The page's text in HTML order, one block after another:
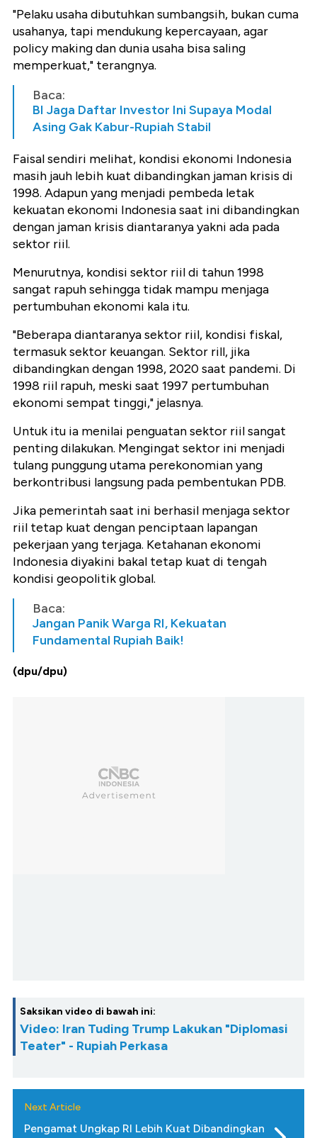
"Pelaku usaha dibutuhkan sumbangsih, bukan cuma
usahanya, tapi mendukung kepercayaan, agar
policy making dan dunia usaha bisa saling
memperkuat," terangnya.
Baca:
BI Jaga Daftar Investor Ini Supaya Modal
Asing Gak Kabur-Rupiah Stabil
Faisal sendiri melihat, kondisi ekonomi Indonesia
masih jauh lebih kuat dibandingkan jaman krisis di
1998. Adapun yang menjadi pembeda letak
kekuatan ekonomi Indonesia saat ini dibandingkan
dengan jaman krisis diantaranya yakni ada pada
sektor riil.
Menurutnya, kondisi sektor riil di tahun 1998
sangat rapuh sehingga tidak mampu menjaga
pertumbuhan ekonomi kala itu.
"Beberapa diantaranya sektor riil, kondisi fiskal,
termasuk sektor keuangan. Sektor rill, jika
dibandingkan dengan 1998, 2020 saat pandemi. Di
1998 riil rapuh, meski saat 1997 pertumbuhan
ekonomi sempat tinggi," jelasnya.
Untuk itu ia menilai penguatan sektor riil sangat
penting dilakukan. Mengingat sektor ini menjadi
tulang punggung utama perekonomian yang
berkontribusi langsung pada pembentukan PDB.
Jika pemerintah saat ini berhasil menjaga sektor
riil tetap kuat dengan penciptaan lapangan
pekerjaan yang terjaga. Ketahanan ekonomi
Indonesia diyakini bakal tetap kuat di tengah
kondisi geopolitik global.
Baca:
Jangan Panik Warga RI, Kekuatan
Fundamental Rupiah Baik!
(dpu/dpu)
Saksikan video di bawah ini:
Video: Iran Tuding Trump Lakukan "Diplomasi
Teater" - Rupiah Perkasa
Next Article
Pengamat Ungkap RI Lebih Kuat Dibandingkan